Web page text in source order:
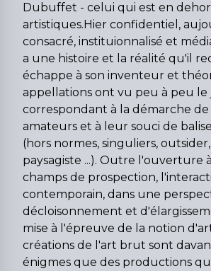
Dubuffet - celui qui est en
artistiques.Hier confidentiel,
consacré, instituionnalisé et
a une histoire et la réalité qu'il
échappe à son inventeur et
appellations ont vu peu à peu le
correspondant à la démarche
amateurs et à leur souci de
(hors normes, singuliers,
paysagiste ...). Outre l'ouverture
champs de prospection,
contemporain, dans une
décloisonnement et
mise à l'épreuve de la notion
créations de l'art brut sont
énigmes que des productions